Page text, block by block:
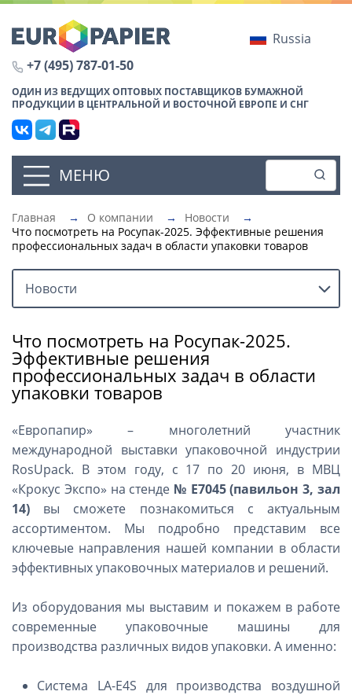
Russia
+7 (495) 787-01-50
ОДИН ИЗ ВЕДУЩИХ ОПТОВЫХ ПОСТАВЩИКОВ БУМАЖНОЙ
ПРОДУКЦИИ В ЦЕНТРАЛЬНОЙ И ВОСТОЧНОЙ ЕВРОПЕ И СНГ
МЕНЮ
Главная → О компании → Новости
→
Что посмотреть на Росупак-2025. Эффективные решения
профессиональных задач в области упаковки товаров
Новости
Что посмотреть на Росупак-2025.
Эффективные решения
профессиональных задач в области
упаковки товаров
«Европапир» – многолетний участник
международной выставки упаковочной индустрии
RosUpack. В этом году, с 17 по 20 июня, в МВЦ
«Крокус Экспо» на стенде № Е7045 (павильон 3, зал
14) вы сможете познакомиться с актуальным
ассортиментом. Мы подробно представим все
ключевые направления нашей компании в области
эффективных упаковочных материалов и решений.
Из оборудования мы выставим и покажем в работе
современные упаковочные машины для
производства различных видов упаковки. А именно:
Система LA-E4S для производства воздушной